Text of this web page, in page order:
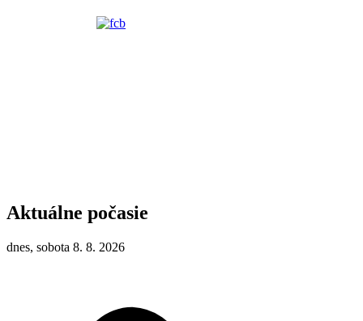
Aktuálne počasie
dnes, sobota 8. 8. 2026